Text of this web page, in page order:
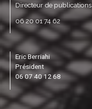
Directeur de publications
06 20 01 74 62
Eric Berriahi
Président
06 07 40 12 68